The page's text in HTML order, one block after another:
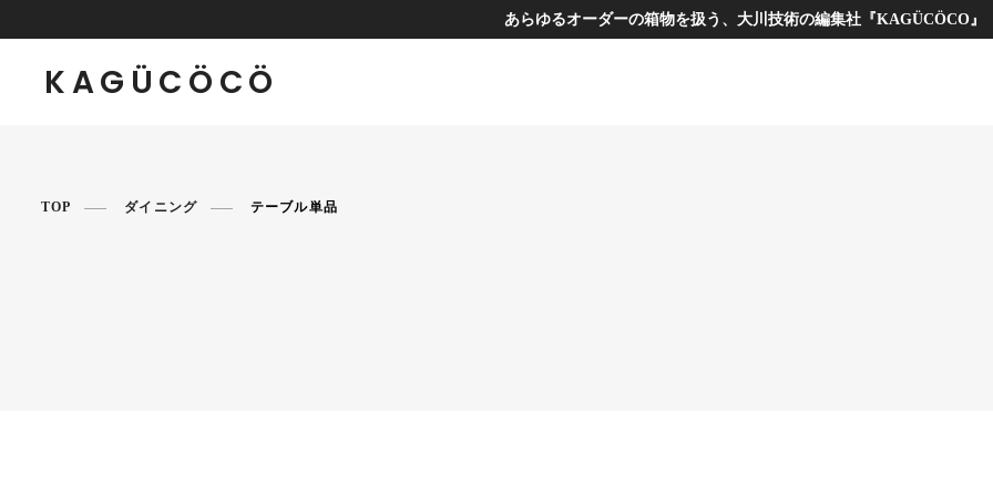
あらゆるオーダーの箱物を扱う、大川技術の編集社『KAGÜCÖCO』
KAGÜCÖCÖ
TOP ダイニング テーブル単品